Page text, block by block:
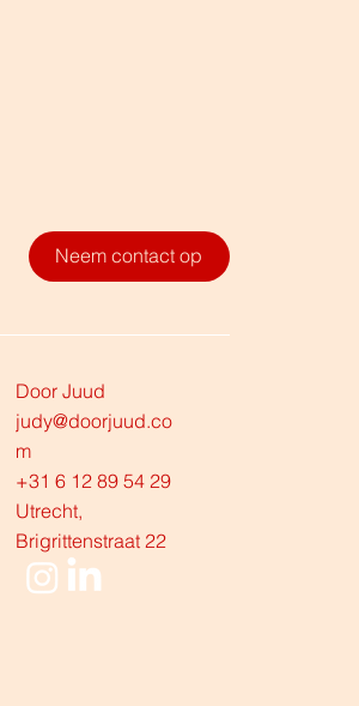
Door Juud
judy@doorjuud.co
m
+31 6 12 89 54 29
Utrecht,
Brigrittenstraat 22
Neem contact op